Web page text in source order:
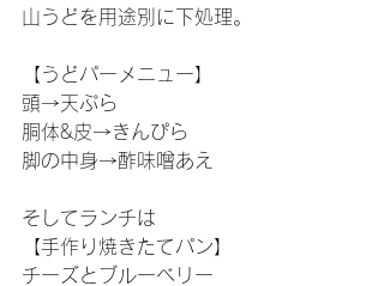
山うどを用途別に下処理。
【うどパーメニュー】
頭→天ぷら
胴体&皮→きんぴら
脚の中身→酢味噌あえ
そしてランチは
【手作り焼きたてパン】
チーズとブルーベリー